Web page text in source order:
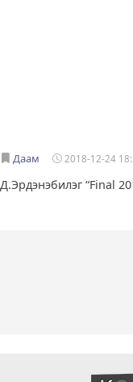
Даам 2018-12-24
Д.Эрдэнэбилэг “Final